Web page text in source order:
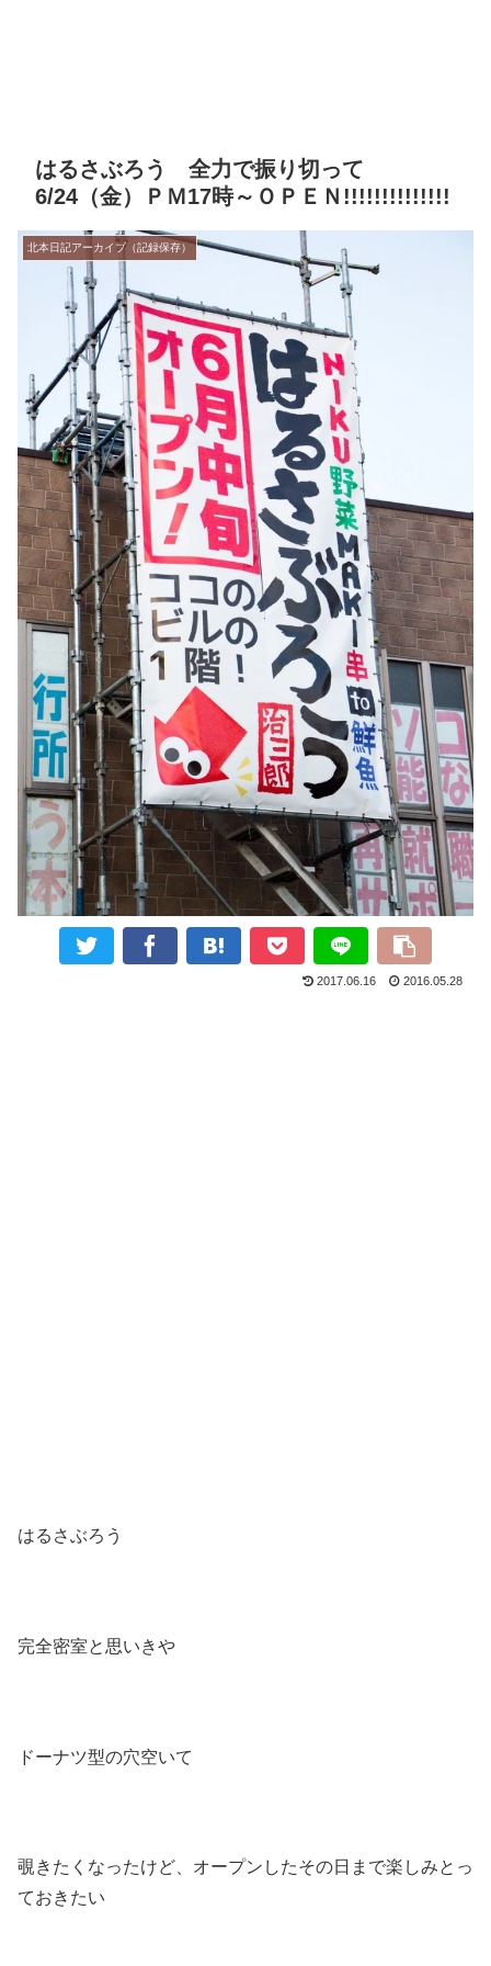
はるさぶろう 全力で振り切って
6/24（金）ＰＭ17時～ＯＰＥＮ!!!!!!!!!!!!!!
北本日記アーカイブ（記録保存）
2017.06.16 2016.05.28
はるさぶろう
完全密室と思いきや
ドーナツ型の穴空いて
覗きたくなったけど、オープンしたその日まで楽しみとっ
ておきたい